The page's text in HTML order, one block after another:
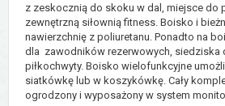
z zeskocznią do skoku w dal, miejsce do
zewnętrzną siłownią fitness. Boisko i
nawierzchnię z poliuretanu. Ponadto na
dla zawodników rezerwowych, siedziska
piłkochwyty. Boisko wielofunkcyjne
siatkówkę lub w koszykówkę. Cały
ogrodzony i wyposażony w system